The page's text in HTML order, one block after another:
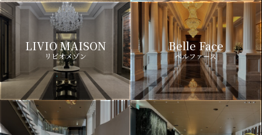
LIVIO MAISON
リビオメゾン
Belle Face
ベルファース